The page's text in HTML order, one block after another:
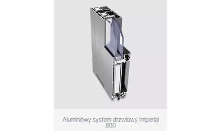
Aluminiowy system drzwiowy Imperial
800